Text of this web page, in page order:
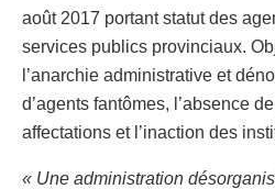
août 2017 portant statut des
services publics provinciaux.
l’anarchie administrative et
d’agents fantômes, l’absence
affectations et l’inaction des
« Une administration